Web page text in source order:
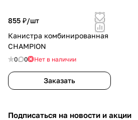
855 ₽/шт
Канистра комбинированная
CHAMPION
0 0 Нет в наличии
Заказать
Подписаться на новости и акции